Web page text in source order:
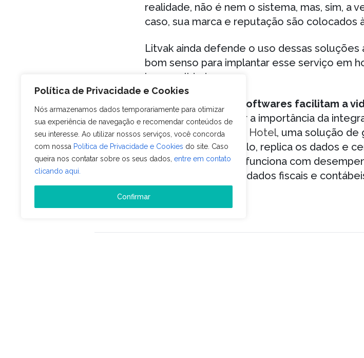
Política de Privacidade e Cookies
Nós armazenamos dados temporariamente para otimizar
sua experiência de navegação e recomendar conteúdos de
seu interesse. Ao utilizar nossos serviços, você concorda
com nossa Política de Privacidade e Cookies do site. Caso
queira nos contatar sobre os seus dados, entre em contato
clicando aqui.
Confirmar
realidade, não é nem o sistema, mas, sim, a
caso, sua marca e reputação são colocados
Litvak ainda defende o uso dessas
bom senso para implantar esse serviço em
boa qualidade.
Como sabemos, os softwares facilitam a
por isso vale reforçar a importância da
com os PMS’s. O
APP Hotel, uma solução de
Sistemas, por exemplo, replica os dados e
uma integração que funciona com
importar também os dados fiscais e